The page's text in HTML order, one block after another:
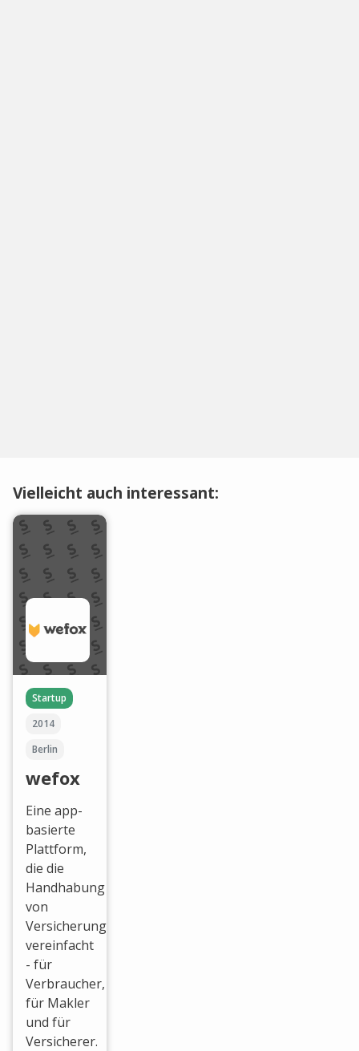
Vielleicht auch interessant:
Startup
2014
Berlin
wefox
Eine app-
basierte
Plattform,
die die
Handhabung
von
Versicherungen
vereinfacht
- für
Verbraucher,
für Makler
und für
Versicherer.